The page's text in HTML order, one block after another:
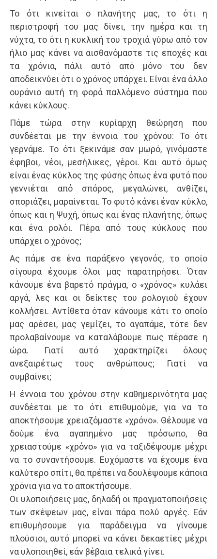
Το ότι κινείται ο πλανήτης μας, το ότι η
περιστροφή του μας δίνει, την ημέρα και τη
νύχτα, το ότι η κυκλική του τροχιά γύρω από τον
ήλιο μας κάνει να αισθανόμαστε τις εποχές και
τα χρόνια, πάλι αυτό από μόνο του δεν
αποδεικνύει ότι ο χρόνος υπάρχει. Είναι ένα άλλο
ουράνιο αυτή τη φορά παλλόμενο σύστημα που
κάνει κύκλους.
Πάμε τώρα στην κυρίαρχη θεώρηση που
συνδέεται με την έννοια του χρόνου: Το ότι
γερνάμε. Το ότι ξεκινάμε σαν μωρό, γινόμαστε
έφηβοι, νέοι, μεσήλικες, γέροι. Και αυτό όμως
είναι ένας κύκλος της φύσης όπως ένα φυτό που
γεννιέται από σπόρος, μεγαλώνει, ανθίζει,
σποριάζει, μαραίνεται. Το φυτό κάνει έναν κύκλο,
όπως και η Ψυχή, όπως και ένας πλανήτης, όπως
και ένα ρολόι. Πέρα από τους κύκλους που
υπάρχει ο χρόνος;
Ας πάμε σε ένα παράξενο γεγονός, το οποίο
σίγουρα έχουμε όλοι μας παρατηρήσει. Όταν
κάνουμε ένα βαρετό πράγμα, ο «χρόνος» κυλάει
αργά, λες και οι δείκτες του ρολογιού έχουν
κολλήσει. Αντίθετα όταν κάνουμε κάτι το οποίο
μας αρέσει, μας γεμίζει, το αγαπάμε, τότε δεν
προλαβαίνουμε να καταλάβουμε πως πέρασε η
ώρα. Γιατί αυτό χαρακτηρίζει όλους
ανεξαιρέτως τους ανθρώπους; Γιατί να
συμβαίνει;
Η έννοια του χρόνου στην καθημερινότητα μας
συνδέεται με το ότι επιθυμούμε, για να το
αποκτήσουμε χρειαζόμαστε «χρόνο». Θέλουμε να
δούμε ένα αγαπημένο μας πρόσωπο, θα
χρειαστούμε «χρόνο» για να ταξιδέψουμε μέχρι
να το συναντήσουμε. Ευχόμαστε να έχουμε ένα
καλύτερο σπίτι, θα πρέπει να δουλέψουμε κάποια
χρόνια για να το αποκτήσουμε.
Οι υλοποιήσεις μας, δηλαδή οι πραγματοποιήσεις
των σκέψεων μας, είναι πάρα πολύ αργές. Εάν
επιθυμήσουμε για παράδειγμα να γίνουμε
πλούσιοι, αυτό μπορεί να κάνει δεκαετίες μέχρι
να υλοποιηθεί, εάν βέβαια τελικά γίνει.